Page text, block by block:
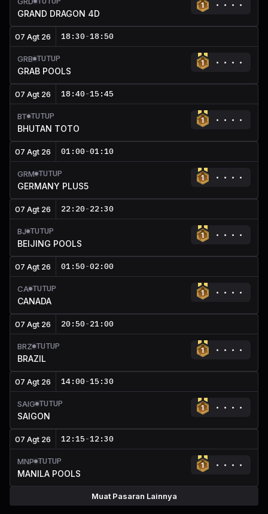
GRAND DRAGON 4D
07 Agt 26 18:30-18:50
GRB TUTUP
GRAB POOLS
07 Agt 26 18:40-15:45
BT TUTUP
BHUTAN TOTO
07 Agt 26 01:00-01:10
GRM TUTUP
GERMANY PLUS5
07 Agt 26 22:20-22:30
BJ TUTUP
BEIJING POOLS
07 Agt 26 01:50-02:00
CA TUTUP
CANADA
07 Agt 26 20:50-21:00
BRZ TUTUP
BRAZIL
07 Agt 26 14:00-15:30
SAIG TUTUP
SAIGON
07 Agt 26 12:15-12:30
MNP TUTUP
MANILA POOLS
Muat Pasaran Lainnya